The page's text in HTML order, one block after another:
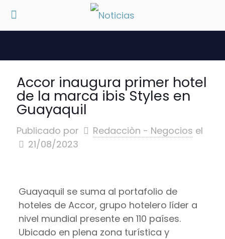
Accor inaugura primer hotel
de la marca ibis Styles en
Guayaquil
Publicado por Redacciòn - Negocios el
21/08/2023
Guayaquil se suma al portafolio de
hoteles de Accor, grupo hotelero líder a
nivel mundial presente en 110 países.
Ubicado en plena zona turística y